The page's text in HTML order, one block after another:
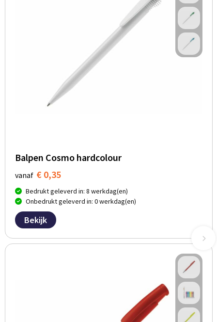
Balpen Cosmo hardcolour
vanaf € 0,35
Bedrukt geleverd in: 8 werkdag(en)
Onbedrukt geleverd in: 0 werkdag(en)
Bekijk